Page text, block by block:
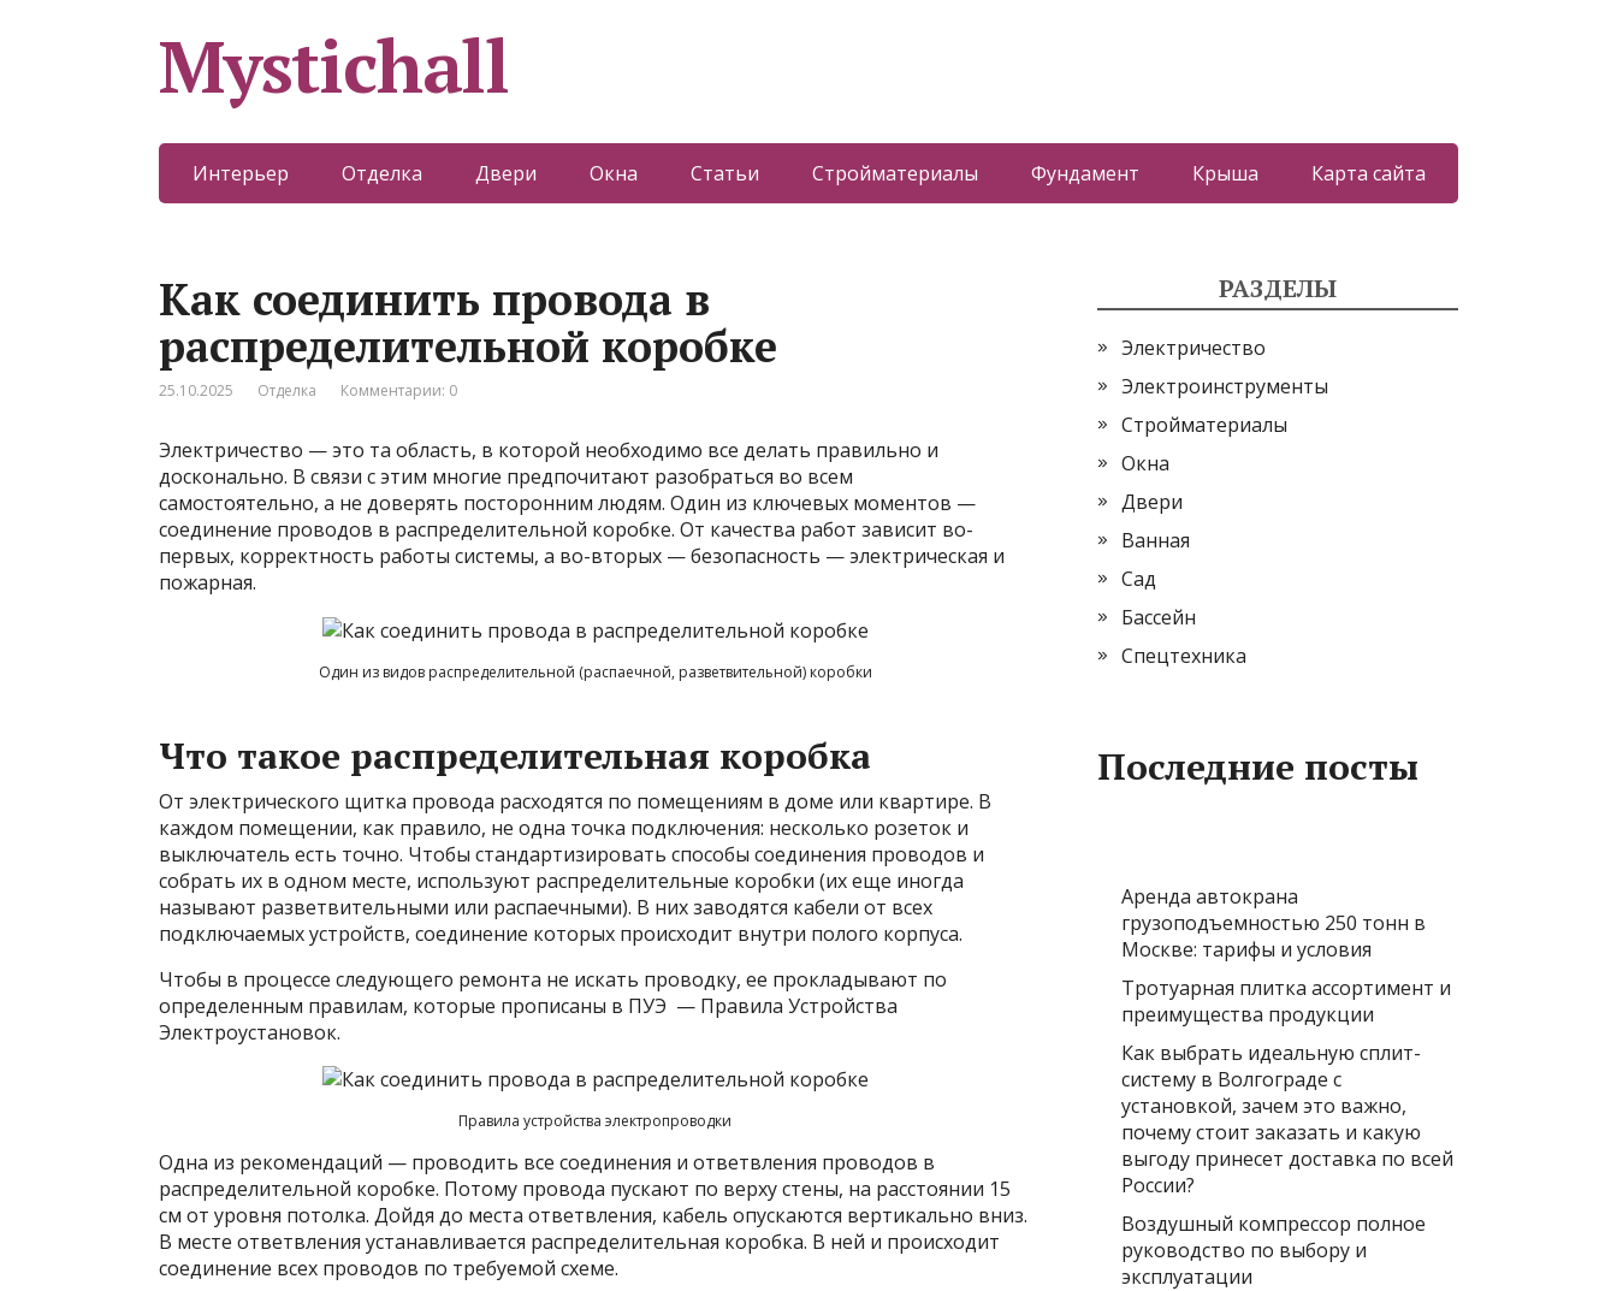
Mystichall
Интерьер Отделка Двери Окна Статьи Стройматериалы Фундамент Крыша Карта сайта
Как соединить провода в
распределительной коробке
25.10.2025 Отделка Комментарии: 0
Электричество — это та область, в которой необходимо все делать правильно и
досконально. В связи с этим многие предпочитают разобраться во всем
самостоятельно, а не доверять посторонним людям. Один из ключевых моментов —
соединение проводов в распределительной коробке. От качества работ зависит во-
первых, корректность работы системы, а во-вторых — безопасность — электрическая и
пожарная.
Один из видов распределительной (распаечной, разветвительной) коробки
Что такое распределительная коробка
От электрического щитка провода расходятся по помещениям в доме или квартире. В
каждом помещении, как правило, не одна точка подключения: несколько розеток и
выключатель есть точно. Чтобы стандартизировать способы соединения проводов и
собрать их в одном месте, используют распределительные коробки (их еще иногда
называют разветвительными или распаечными). В них заводятся кабели от всех
подключаемых устройств, соединение которых происходит внутри полого корпуса.
Чтобы в процессе следующего ремонта не искать проводку, ее прокладывают по
определенным правилам, которые прописаны в ПУЭ — Правила Устройства
Электроустановок.
Правила устройства электропроводки
Одна из рекомендаций — проводить все соединения и ответвления проводов в
распределительной коробке. Потому провода пускают по верху стены, на расстоянии 15
см от уровня потолка. Дойдя до места ответвления, кабель опускаются вертикально вниз.
В месте ответвления устанавливается распределительная коробка. В ней и происходит
соединение всех проводов по требуемой схеме.
РАЗДЕЛЫ
Электричество
Электроинструменты
Стройматериалы
Окна
Двери
Ванная
Сад
Бассейн
Спецтехника
Последние посты
Аренда автокрана
грузоподъемностью 250 тонн в
Москве: тарифы и условия
Тротуарная плитка ассортимент и
преимущества продукции
Как выбрать идеальную сплит-
систему в Волгограде с
установкой, зачем это важно,
почему стоит заказать и какую
выгоду принесет доставка по всей
России?
Воздушный компрессор полное
руководство по выбору и
эксплуатации